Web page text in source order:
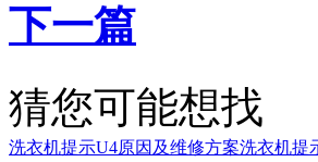
下一篇
猜您可能想找
洗衣机提示U4原因及维修方案洗衣机提